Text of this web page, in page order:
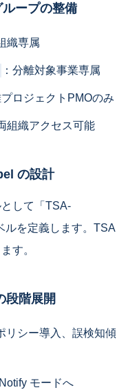
ープの整備
織専属
：分離対象事業専属
プロジェクトPMOのみ
組織アクセス可能
の設計
して「TSA-
ルを定義します。TSA
す。
段階展開
リシー導入、誤検知傾
モードへ